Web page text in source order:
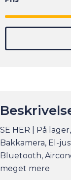
SE HER | På
Bakkamera, El-
Bluetooth,
meget mere